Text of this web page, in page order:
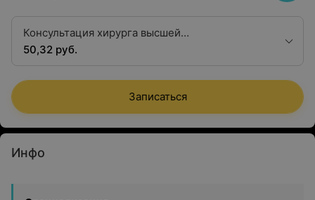
Консультация хирурга высшей
квалификационной категории
50,32 руб.
Записаться
Инфо